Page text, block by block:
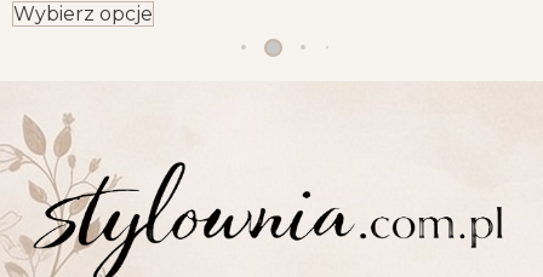
Wybierz opcje